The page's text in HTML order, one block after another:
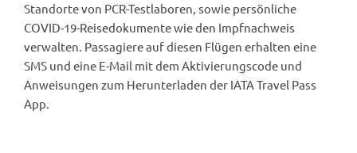
Standorte von PCR-Testlaboren, sowie persönliche
COVID-19-Reisedokumente wie den Impfnachweis
verwalten. Passagiere auf diesen Flügen erhalten eine
SMS und eine E-Mail mit dem Aktivierungscode und
Anweisungen zum Herunterladen der IATA Travel Pass
App.